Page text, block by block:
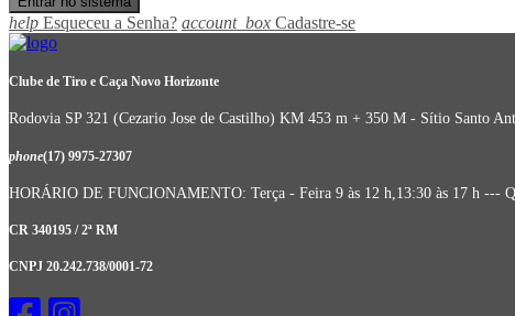
help Esqueceu a Senha? account_box Cadastre-se
Clube de Tiro e Caça Novo Horizonte
Rodovia SP 321 (Cezario Jose de Castilho) KM 453 m + 350 M - Sítio Santo
phone(17) 9975-27307
HORÁRIO DE FUNCIONAMENTO: Terça - Feira 9 às 12 h,13:30 às 17 h ---
CR 340195 / 2ª RM
CNPJ 20.242.738/0001-72